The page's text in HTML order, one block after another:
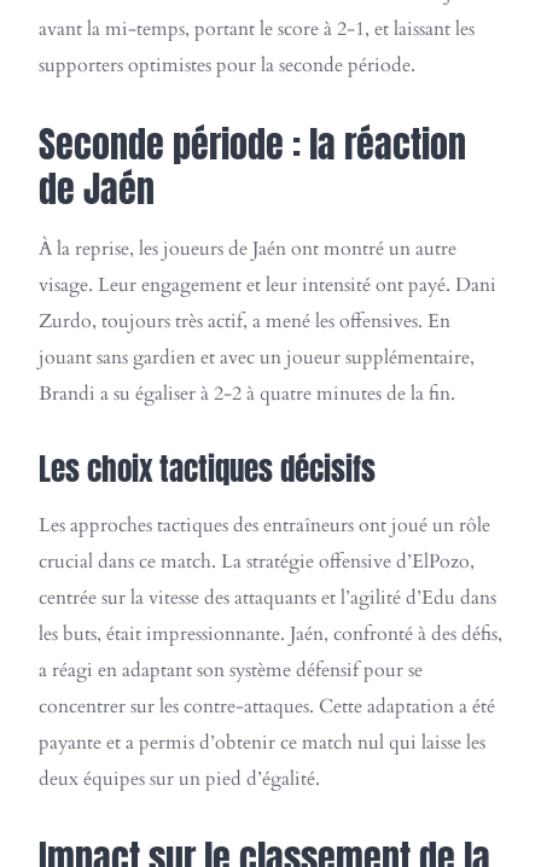
avant la mi-temps, portant le score à 2-1, et laissant les
supporters optimistes pour la seconde période.
Seconde période : la réaction
de Jaén
À la reprise, les joueurs de Jaén ont montré un autre
visage. Leur engagement et leur intensité ont payé. Dani
Zurdo, toujours très actif, a mené les offensives. En
jouant sans gardien et avec un joueur supplémentaire,
Brandi a su égaliser à 2-2 à quatre minutes de la fin.
Les choix tactiques décisifs
Les approches tactiques des entraîneurs ont joué un rôle
crucial dans ce match. La stratégie offensive d’ElPozo,
centrée sur la vitesse des attaquants et l’agilité d’Edu dans
les buts, était impressionnante. Jaén, confronté à des défis,
a réagi en adaptant son système défensif pour se
concentrer sur les contre-attaques. Cette adaptation a été
payante et a permis d’obtenir ce match nul qui laisse les
deux équipes sur un pied d’égalité.